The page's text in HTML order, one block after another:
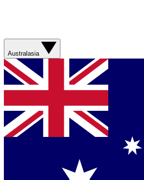
Australasia